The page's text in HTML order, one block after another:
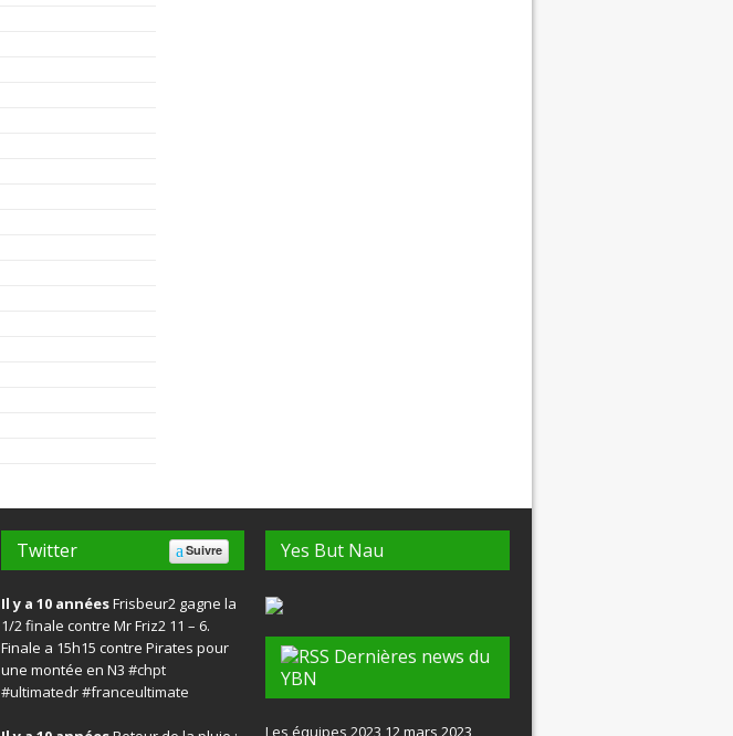
Twitter Suivre
Il y a 10 annéesFrisbeur2 gagne la
1/2 finale contre Mr Friz2 11 – 6.
Finale a 15h15 contre Pirates pour
une montée en N3 #chpt
#ultimatedr#franceultimate
Yes But Nau
Dernières news du
YBN
Les équipes 2023 12 mars 2023